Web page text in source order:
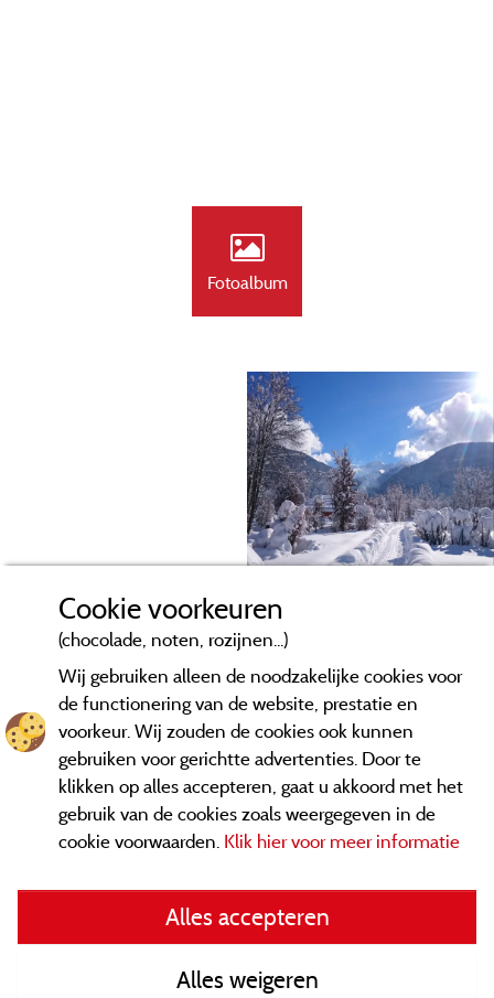
Fotoalbum
General terms of use
Contact gegevens
Cookie voorkeuren
(chocolade, noten, rozijnen...)
Wij gebruiken alleen de noodzakelijke cookies voor
de functionering van de website, prestatie en
voorkeur. Wij zouden de cookies ook kunnen
gebruiken voor gerichtte advertenties. Door te
klikken op alles accepteren, gaat u akkoord met het
gebruik van de cookies zoals weergegeven in de
cookie voorwaarden. Klik hier voor meer informatie
Alles accepteren
Alles weigeren